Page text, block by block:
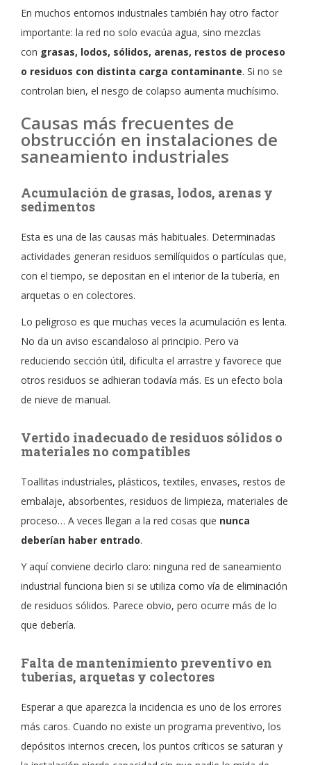
En muchos entornos industriales también hay otro factor
importante: la red no solo evacúa agua, sino mezclas
con grasas, lodos, sólidos, arenas, restos de proceso
o residuos con distinta carga contaminante. Si no se
controlan bien, el riesgo de colapso aumenta muchísimo.
Causas más frecuentes de
obstrucción en instalaciones de
saneamiento industriales
Acumulación de grasas, lodos, arenas y
sedimentos
Esta es una de las causas más habituales. Determinadas
actividades generan residuos semilíquidos o partículas que,
con el tiempo, se depositan en el interior de la tubería, en
arquetas o en colectores.
Lo peligroso es que muchas veces la acumulación es lenta.
No da un aviso escandaloso al principio. Pero va
reduciendo sección útil, dificulta el arrastre y favorece que
otros residuos se adhieran todavía más. Es un efecto bola
de nieve de manual.
Vertido inadecuado de residuos sólidos o
materiales no compatibles
Toallitas industriales, plásticos, textiles, envases, restos de
embalaje, absorbentes, residuos de limpieza, materiales de
proceso… A veces llegan a la red cosas que nunca
deberían haber entrado.
Y aquí conviene decirlo claro: ninguna red de saneamiento
industrial funciona bien si se utiliza como vía de eliminación
de residuos sólidos. Parece obvio, pero ocurre más de lo
que debería.
Falta de mantenimiento preventivo en
tuberías, arquetas y colectores
Esperar a que aparezca la incidencia es uno de los errores
más caros. Cuando no existe un programa preventivo, los
depósitos internos crecen, los puntos críticos se saturan y